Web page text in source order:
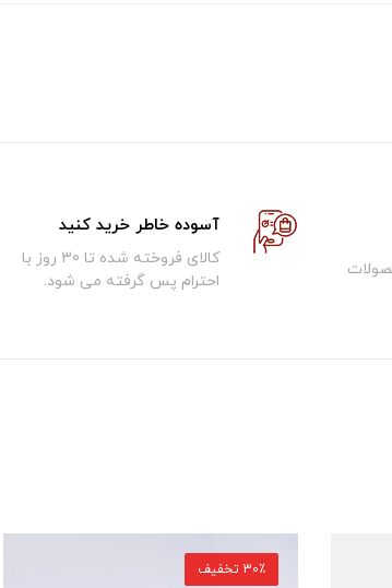
آسوده خاطر خرید کنید
کالای فروخته شده تا 30 روز با
احترام پس گرفته می شود.
30٪ تخفیف